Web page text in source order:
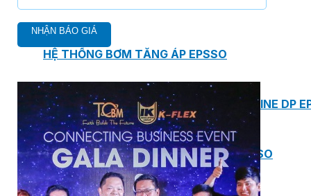
HỆ THỐNG BƠM TĂNG ÁP EPSSO
BƠM TRỤC ĐỨNG ĐƠN TẦNG CÁNH INLINE DP
BƠM TRỤC ĐỨNG ĐA TẦNG CÁNH EPSSO